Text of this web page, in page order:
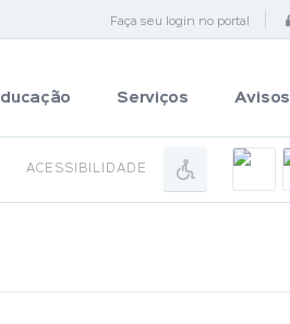
Faça seu login no portal
Serviços Avisos
ACESSIBILIDADE